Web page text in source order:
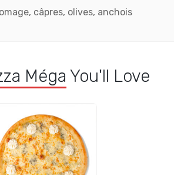
câpres, olives, anchois
Méga You'll Love